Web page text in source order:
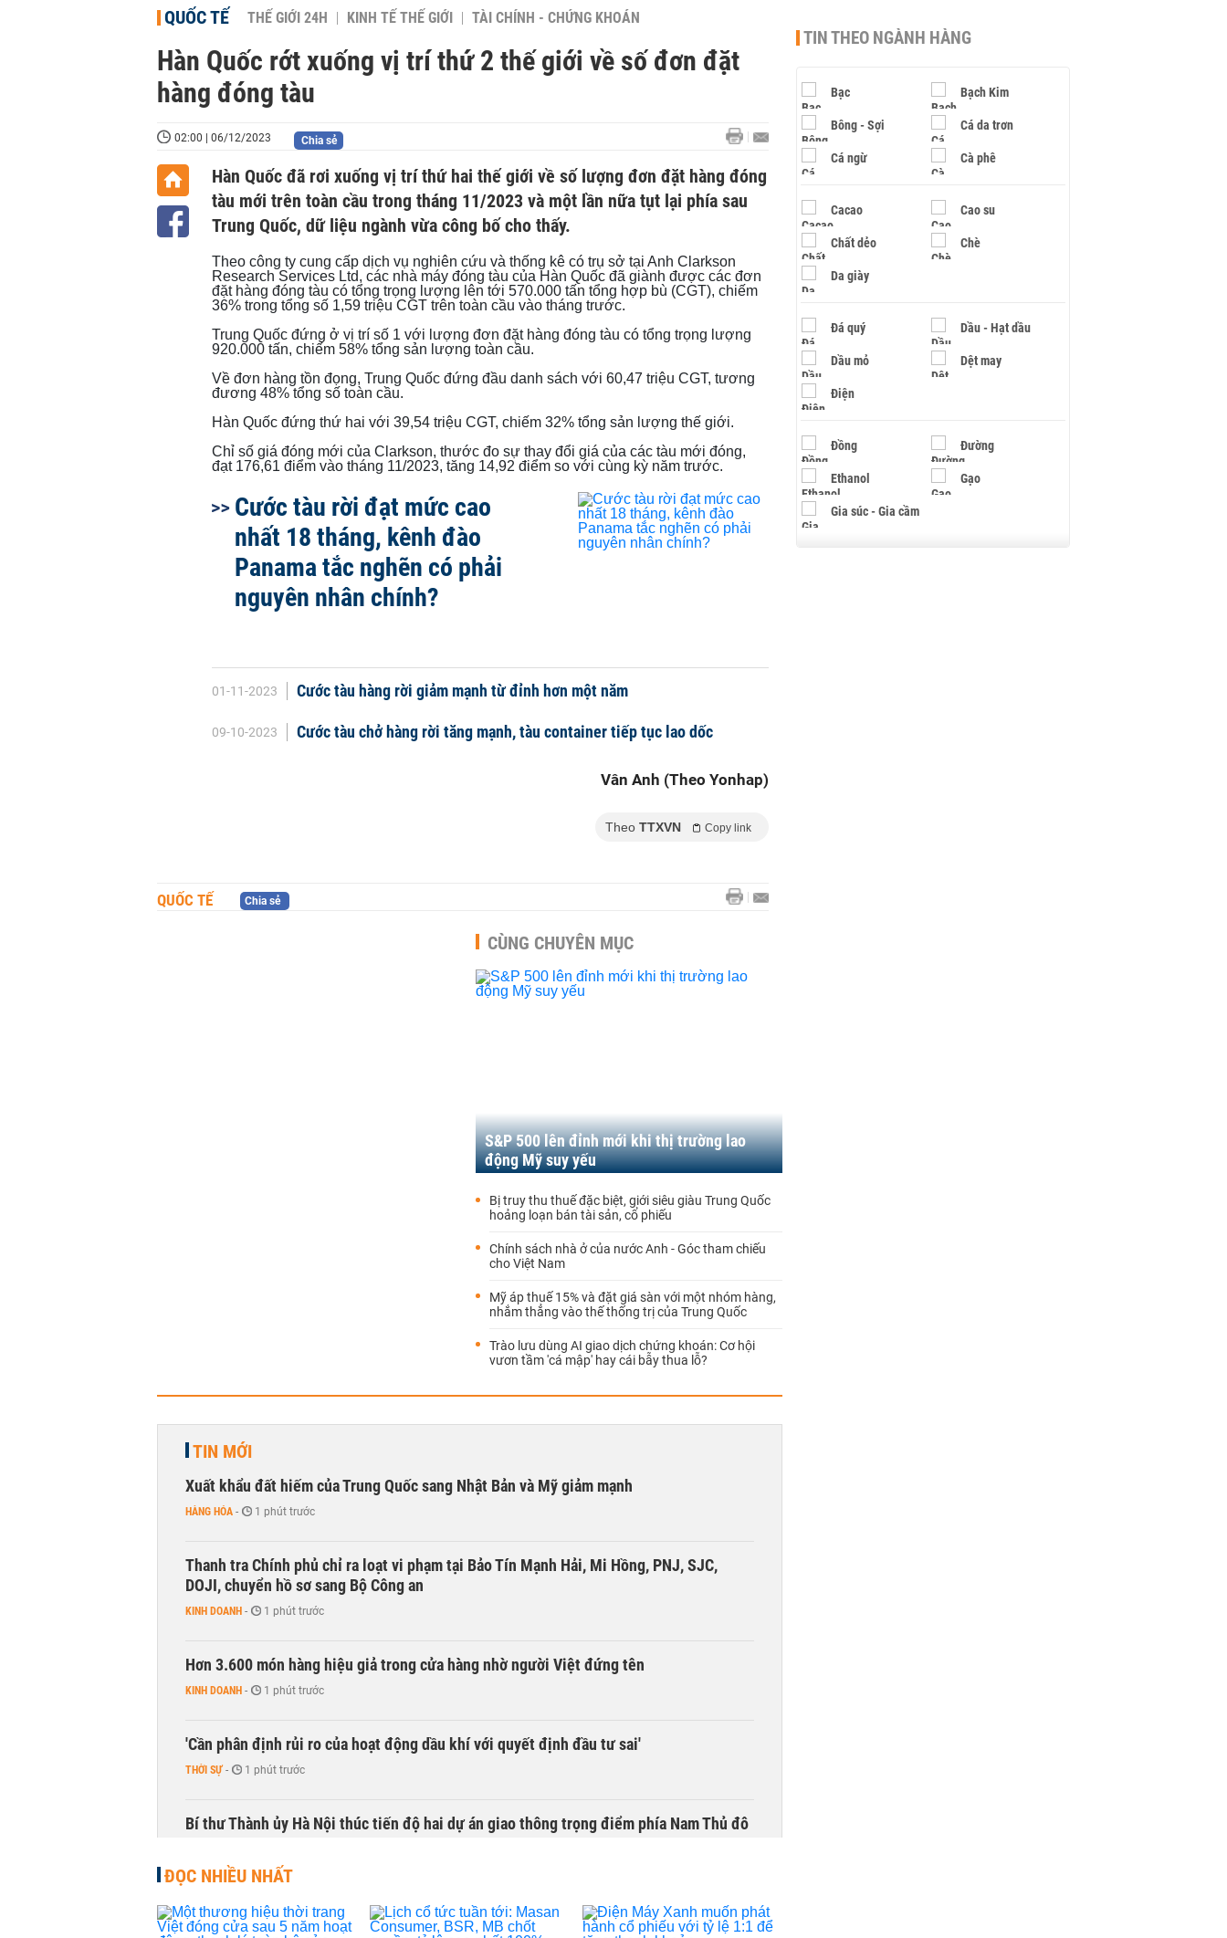
QUỐC TẾ THẾ GIỚI 24H KINH TẾ THẾ GIỚI TÀI CHÍNH - CHỨNG KHOÁN
Hàn Quốc rớt xuống vị trí thứ 2 thế giới về số đơn đặt
hàng đóng tàu
02:00 | 06/12/2023 Chia sẻ
Hàn Quốc đã rơi xuống vị trí thứ hai thế giới về số lượng đơn đặt hàng đóng
tàu mới trên toàn cầu trong tháng 11/2023 và một lần nữa tụt lại phía sau
Trung Quốc, dữ liệu ngành vừa công bố cho thấy.
Theo công ty cung cấp dịch vụ nghiên cứu và thống kê có trụ sở tại Anh Clarkson
Research Services Ltd, các nhà máy đóng tàu của Hàn Quốc đã giành được các đơn
đặt hàng đóng tàu có tổng trọng lượng lên tới 570.000 tấn tổng hợp bù (CGT), chiếm
36% trong tổng số 1,59 triệu CGT trên toàn cầu vào tháng trước.
Trung Quốc đứng ở vị trí số 1 với lượng đơn đặt hàng đóng tàu có tổng trọng lượng
920.000 tấn, chiếm 58% tổng sản lượng toàn cầu.
Về đơn hàng tồn đọng, Trung Quốc đứng đầu danh sách với 60,47 triệu CGT, tương
đương 48% tổng số toàn cầu.
Hàn Quốc đứng thứ hai với 39,54 triệu CGT, chiếm 32% tổng sản lượng thế giới.
Chỉ số giá đóng mới của Clarkson, thước đo sự thay đổi giá của các tàu mới đóng,
đạt 176,61 điểm vào tháng 11/2023, tăng 14,92 điểm so với cùng kỳ năm trước.
Cước tàu rời đạt mức cao
nhất 18 tháng, kênh đào
Panama tắc nghẽn có phải
nguyên nhân chính?
01-11-2023 Cước tàu hàng rời giảm mạnh từ đỉnh hơn một năm
09-10-2023 Cước tàu chở hàng rời tăng mạnh, tàu container tiếp tục lao dốc
Vân Anh (Theo Yonhap)
Theo TTXVN Copy link
QUỐC TẾ Chia sẻ
CÙNG CHUYÊN MỤC
S&P 500 lên đỉnh mới khi thị trường lao
động Mỹ suy yếu
Bị truy thu thuế đặc biệt, giới siêu giàu Trung Quốc
hoảng loạn bán tài sản, cổ phiếu
Chính sách nhà ở của nước Anh - Góc tham chiếu
cho Việt Nam
Mỹ áp thuế 15% và đặt giá sàn với một nhóm hàng,
nhắm thẳng vào thế thống trị của Trung Quốc
Trào lưu dùng AI giao dịch chứng khoán: Cơ hội
vươn tầm 'cá mập' hay cái bẫy thua lỗ?
TIN MỚI
Xuất khẩu đất hiếm của Trung Quốc sang Nhật Bản và Mỹ giảm mạnh
HÀNG HÓA - 1 phút trước
Thanh tra Chính phủ chỉ ra loạt vi phạm tại Bảo Tín Mạnh Hải, Mi Hồng, PNJ, SJC,
DOJI, chuyển hồ sơ sang Bộ Công an
KINH DOANH - 1 phút trước
Hơn 3.600 món hàng hiệu giả trong cửa hàng nhờ người Việt đứng tên
KINH DOANH - 1 phút trước
'Cần phân định rủi ro của hoạt động dầu khí với quyết định đầu tư sai'
THỜI SỰ - 1 phút trước
Bí thư Thành ủy Hà Nội thúc tiến độ hai dự án giao thông trọng điểm phía Nam Thủ đô
ĐỌC NHIỀU NHẤT
TIN THEO NGÀNH HÀNG
Bạc Bạch Kim
Bông - Sợi Cá da trơn
Cá ngừ Cà phê
Cacao Cao su
Chất dẻo Chè
Da giày
Đá quý Dầu - Hạt dầu
Dầu mỏ Dệt may
Điện
Đồng Đường
Ethanol Gạo
Gia súc - Gia cầm